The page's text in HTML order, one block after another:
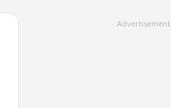
Advertisement